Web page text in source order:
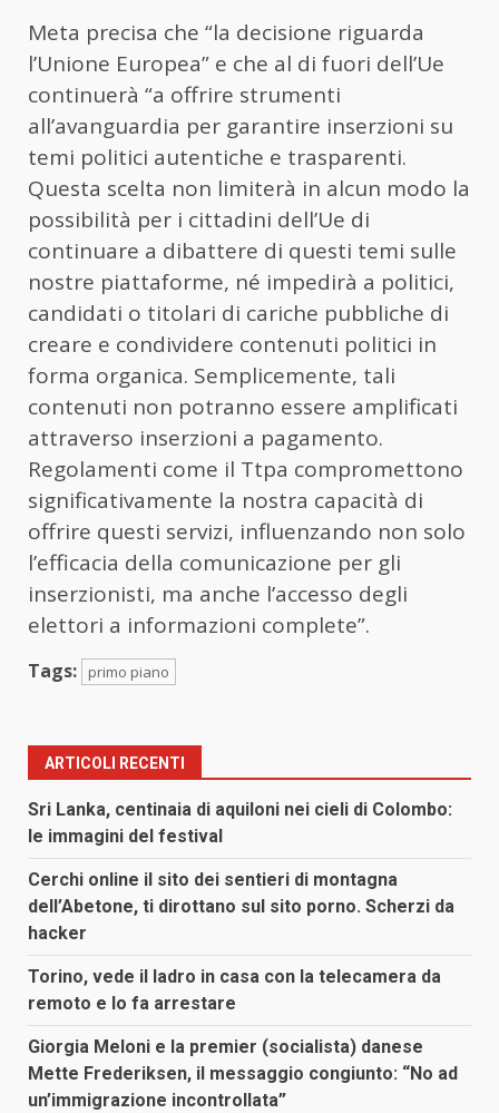
Meta precisa che “la decisione riguarda
l’Unione Europea” e che al di fuori dell’Ue
continuerà “a offrire strumenti
all’avanguardia per garantire inserzioni su
temi politici autentiche e trasparenti.
Questa scelta non limiterà in alcun modo la
possibilità per i cittadini dell’Ue di
continuare a dibattere di questi temi sulle
nostre piattaforme, né impedirà a politici,
candidati o titolari di cariche pubbliche di
creare e condividere contenuti politici in
forma organica. Semplicemente, tali
contenuti non potranno essere amplificati
attraverso inserzioni a pagamento.
Regolamenti come il Ttpa compromettono
significativamente la nostra capacità di
offrire questi servizi, influenzando non solo
l’efficacia della comunicazione per gli
inserzionisti, ma anche l’accesso degli
elettori a informazioni complete”.
Tags: primo piano
ARTICOLI RECENTI
Sri Lanka, centinaia di aquiloni nei cieli di Colombo:
le immagini del festival
Cerchi online il sito dei sentieri di montagna
dell’Abetone, ti dirottano sul sito porno. Scherzi da
hacker
Torino, vede il ladro in casa con la telecamera da
remoto e lo fa arrestare
Giorgia Meloni e la premier (socialista) danese
Mette Frederiksen, il messaggio congiunto: “No ad
un’immigrazione incontrollata”